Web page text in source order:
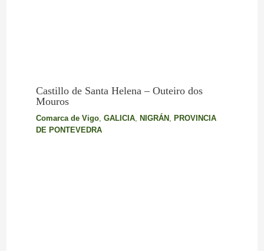
Castillo de Santa Helena – Outeiro dos
Mouros
Comarca de Vigo, GALICIA, NIGRÁN , PROVINCIA
DE PONTEVEDRA